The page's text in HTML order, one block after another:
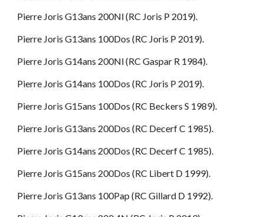
Pierre Joris G13ans 200Nl (RC Joris P 2019).
Pierre Joris G13ans 100Dos (RC Joris P 2019).
Pierre Joris G14ans 200Nl (RC Gaspar R 1984).
Pierre Joris G14ans 100Dos (RC Joris P 2019).
Pierre Joris G15ans 100Dos (RC Beckers S 1989).
Pierre Joris G13ans 200Dos (RC Decerf C 1985).
Pierre Joris G14ans 200Dos (RC Decerf C 1985).
Pierre Joris G15ans 200Dos (RC Libert D 1999).
Pierre Joris G13ans 100Pap (RC Gillard D 1992).